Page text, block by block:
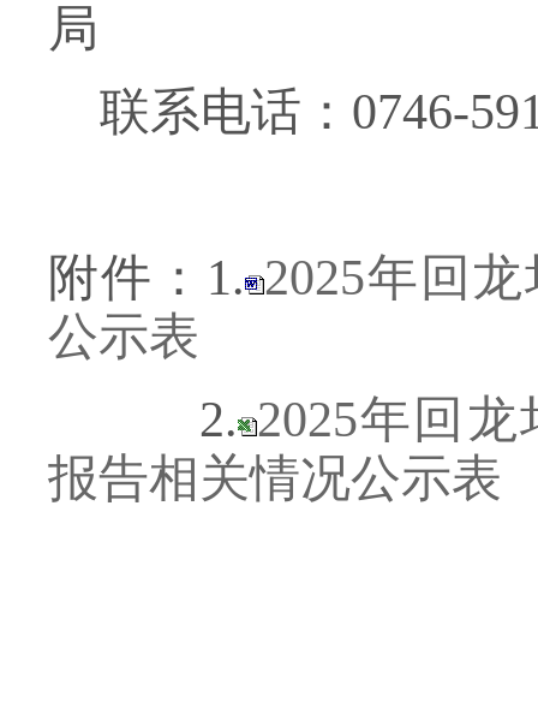
局
联系电话： 0746-
附件：1. 2025年回
公示表
2. 2025年回
报告相关情况公示表